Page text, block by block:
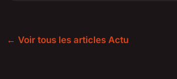
← Voir tous les articles Actu